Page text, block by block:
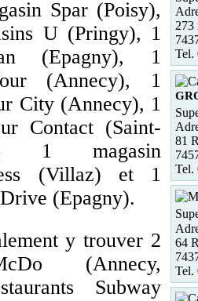
Spar (Poisy),
U (Pringy), 1
(Epagny), 1
(Annecy), 1
City (Annecy), 1
Contact (Saint-
1 magasin
(Villaz) et 1
(Epagny).
y trouver 2
(Annecy,
Subway
273
Tel.
81
Tel.
64
Tel.